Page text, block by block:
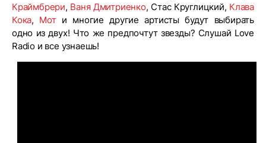
Краймбрери, Ваня Дмитриенко, Стас Круглицкий, Клава
Кока, Моти многие другие артисты будут выбирать
одно из двух! Что же предпочтут звезды? Слушай Love
Radio и все узнаешь!